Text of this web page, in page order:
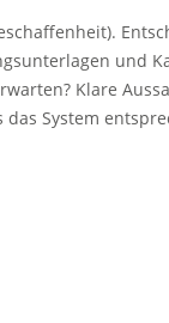
Klare
System